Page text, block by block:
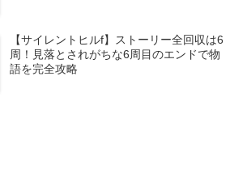
【サイレントヒルf】ストーリー全回収は6
周！見落とされがちな6周目のエンドで物
語を完全攻略